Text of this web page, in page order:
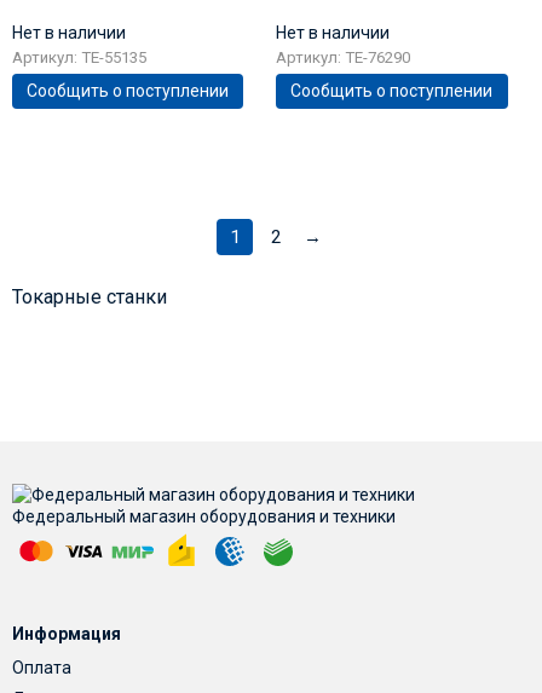
Нет в наличии
Артикул: TE-55135
Сообщить о поступлении
Нет в наличии
Артикул: TE-76290
Сообщить о поступлении
1 2 →
Токарные станки
Федеральный магазин оборудования и техники
Информация
Оплата